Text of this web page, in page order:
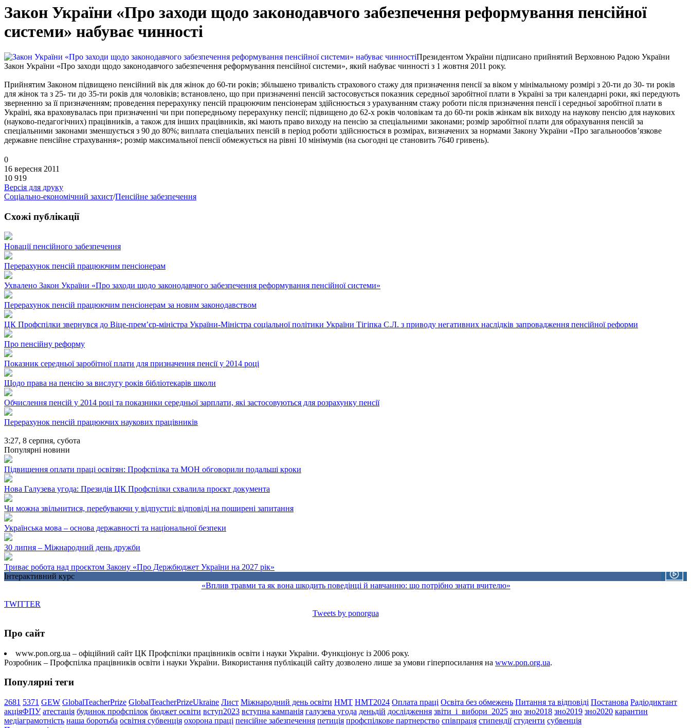
Закон України «Про заходи щодо законодавчого забезпечення реформування пенсійної
системи» набуває чинності
Президентом України підписано прийнятий Верховною Радою України
Закон України «Про заходи щодо законодавчого забезпечення реформування пенсійної системи», який набуває чинності з 1 жовтня 2011 року.
Прийнятим Законом підвищено пенсійний вік для жінок до 60-ти років; збільшено тривалість страхового стажу для призначення пенсії за віком у мінімальному розмірі з 20-ти до 30- ти років
для жінок та з 25- ти до 35-ти років для чоловіків; встановлено, що при призначенні пенсій застосовується показник середньої заробітної плати в Україні за три календарні роки, які передують
зверненню за її призначенням; проведення перерахунку пенсій працюючим пенсіонерам здійснюється з урахуванням стажу роботи після призначення пенсії і середньої заробітної плати в
Україні, яка враховувалась при призначенні чи при попередньому перерахунку пенсії; підвищено до 62-х років чоловікам та до 60-ти років жінкам вік виходу на наукову пенсію для наукових
(науково-педагогічних) працівників, а також для інших працівників, які мають право виходу на пенсію за спеціальними законами; розмір заробітної плати для обрахування пенсій за
спеціальними законами зменшується з 90 до 80%; виплата спеціальних пенсій в період роботи здійснюється в розмірах, визначених за нормами Закону України «Про загальнообов’язкове
державне пенсійне страхування»; розмір максимальної пенсії обмежується на рівні 10 мінімумів (на сьогодні це становить 7640 гривень).
0
16 вересня 2011
10 919
Версія для друку
Соціально-економічний захист/Пенсійне забезпечення
Схожі публікації
Новації пенсійного забезпечення
Перерахунок пенсій працюючим пенсіонерам
Ухвалено Закон України «Про заходи щодо законодавчого забезпечення реформування пенсійної системи»
Перерахунок пенсій працюючим пенсіонерам за новим законодавством
ЦК Профспілки звернувся до Віце-прем’єр-міністра України-Міністра соціальної політики України Тігіпка С.Л. з приводу негативних наслідків запровадження пенсійної реформи
Про пенсійну реформу
Показник середньої заробітної плати для призначення пенсії у 2014 році
Щодо права на пенсію за вислугу років бібліотекарів школи
Обчислення пенсій у 2014 році та показники середньої зарплати, які застосовуються для розрахунку пенсії
Перерахунок пенсій працюючих наукових працівників
3:27, 8 серпня, субота
Популярні новини
Підвищення оплати праці освітян: Профспілка та МОН обговорили подальші кроки
Нова Галузева угода: Президія ЦК Профспілки схвалила проєкт документа
Чи можна звільнитися, перебуваючи у відпустці: відповіді на поширені запитання
Українська мова – основа державності та національної безпеки
30 липня – Міжнародний день дружби
Триває робота над проєктом Закону «Про Держбюджет України на 2027 рік»
Інтерактивний курс
«Вплив травми та як вона шкодить поведінці й навчанню: що потрібно знати вчителю»
TWITTER
Tweets by ponorgua
Про сайт
www.pon.org.ua – офіційний сайт ЦК Профспілки працівників освіти і науки України. Функціонує із 2006 року.
Розробник – Профспілка працівників освіти і науки України. Використання публікацій сайту дозволено лише за умови гіперпосилання на www.pon.org.ua.
Популярні теги
2681 5371 GEW GlobalTeacherPrize GlobalTeacherPrizeUkraine Лист Міжнародний день освіти НМТ НМТ2024 Оплата праці Освіта без обмежень Питання та відповіді Постанова Радіодиктант
акціяФПУ атестація будинок профспілок бюджет освіти вступ2023 вступна кампанія галузева угода деньдій дослідження звіти_і_вибори_2025 зно зно2018 зно2019 зно2020 карантин
медіаграмотність наша боротьба освітня субвенція охорона праці пенсійне забезпечення петиція профспілкове партнерство співпраця стипендії студенти субвенція